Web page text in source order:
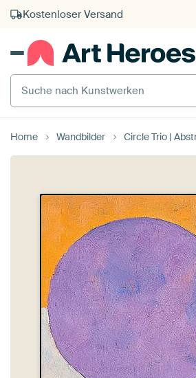
Kostenloser Versand
Kauf auf Rechnung
Individueller Druck auf Bestellung
Suche nach Kunstwerken
Home Wandbilder Circle Trio |